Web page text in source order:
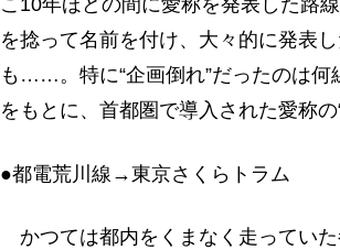
こ10年ほどの間に愛称を発表した路
を捻って名前を付け、大々的に発表
も……。特に“企画倒れ”だったのは
をもとに、首都圏で導入された愛称の
●都電荒川線→東京さくらトラム
かつては都内をくまなく走ってい